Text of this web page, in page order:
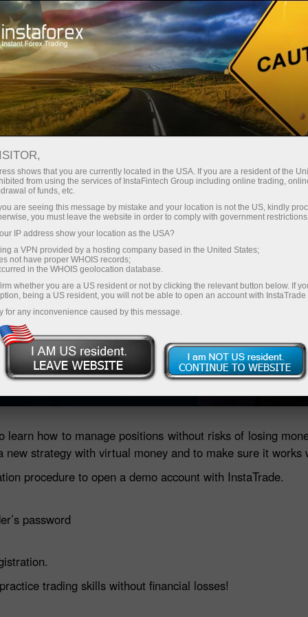
de la cuenta Plataforma comercial
Para principiantes Para Socios Servicios de
at all.
deposited
trading
As
started
with
on the
Métodos de depósito / retiro de fondos
Depositar dinero Retirar dinero
how to manage positions without risks of losing
strategy with virtual money and to make sure it works
procedure to open a demo account with InstaTrade.
password
trading skills without financial losses!
shows that you are currently located in the USA. If you are a resident of the
from using the services of InstaFintech Group including online trading,
of funds, etc.
are seeing this message by mistake and your location is not the US, kindly
you must leave the website in order to comply with government
IP address show your location as the USA?
a VPN provided by a hosting company based in the United States;
not have proper WHOIS records;
in the WHOIS geolocation database.
whether you are a US resident or not by clicking the relevant button below. If
being a US resident, you will not be able to open an account with InstaTrade
for any inconvenience caused by this message.